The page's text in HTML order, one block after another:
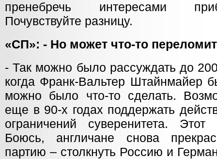
пренебречь интересами
Почувствуйте разницу.
«СП»: - Но может что-то
- Так можно было рассуждать до
когда Франк-Вальтер Штайнмайер
можно было что-то сделать.
еще в 90-х годах поддержать
ограничений суверенитета.
Боюсь, англичане снова
партию – столкнуть Россию и